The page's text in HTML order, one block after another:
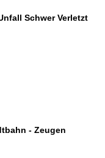
Schwer Verletzt
- Zeugen